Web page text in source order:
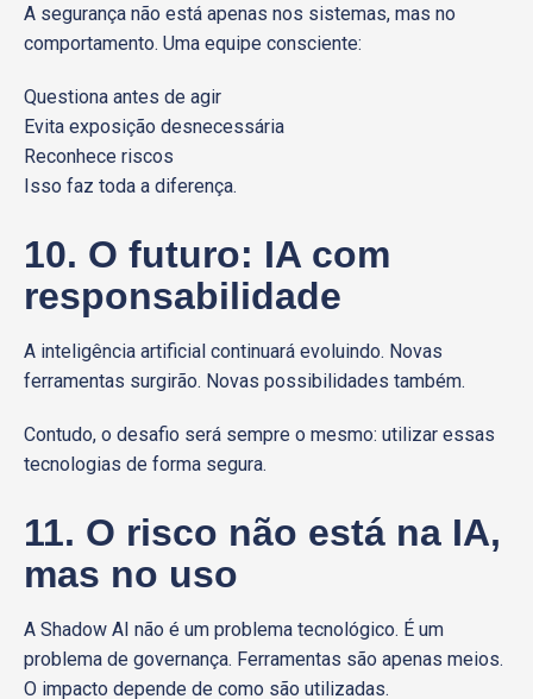
A segurança não está apenas nos sistemas, mas no
comportamento. Uma equipe consciente:
Questiona antes de agir
Evita exposição desnecessária
Reconhece riscos
Isso faz toda a diferença.
10. O futuro: IA com
responsabilidade
A inteligência artificial continuará evoluindo. Novas
ferramentas surgirão. Novas possibilidades também.
Contudo, o desafio será sempre o mesmo: utilizar essas
tecnologias de forma segura.
11. O risco não está na IA,
mas no uso
A Shadow AI não é um problema tecnológico. É um
problema de governança. Ferramentas são apenas meios.
O impacto depende de como são utilizadas.